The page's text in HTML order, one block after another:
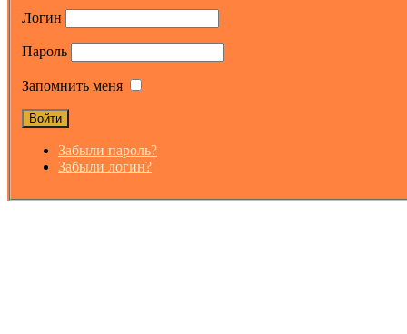
Логин
Пароль
Запомнить меня
Забыли пароль?
Забыли логин?